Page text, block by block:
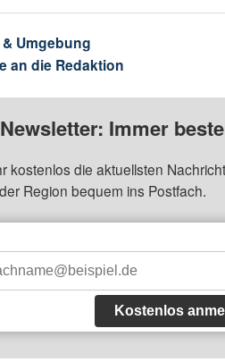
Umgebung
an die Redaktion
Immer
kostenlos die aktuellsten
Region bequem ins Postfach.
Kostenlos